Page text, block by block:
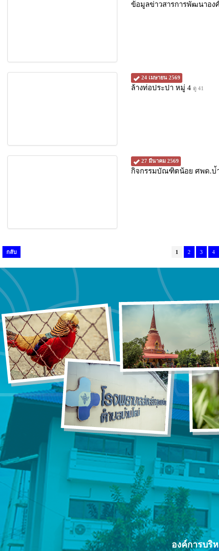
ข้อมูลข่าวสารการพัฒนาอง
24 เมษายน 2569
ล้างท่อประปา หมู่ 4 ดู 41
27 มีนาคม 2569
กิจกรรมบัณฑิตน้อย ศพด.บ่้
กลับ 1 2 3 4
องค์การบริ